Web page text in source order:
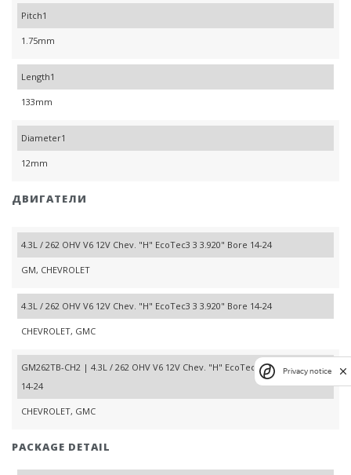
Pitch1
1.75mm
Length1
133mm
Diameter1
12mm
ДВИГАТЕЛИ
4.3L / 262 OHV V6 12V Chev. "H" EcoTec3 3 3.920" Bore 14-24
GM, CHEVROLET
4.3L / 262 OHV V6 12V Chev. "H" EcoTec3 3 3.920" Bore 14-24
CHEVROLET, GMC
GM262TB-CH2 | 4.3L / 262 OHV V6 12V Chev. "H" EcoTec3 3 3.920" Bore
14-24
CHEVROLET, GMC
PACKAGE DETAIL
Privacy notice